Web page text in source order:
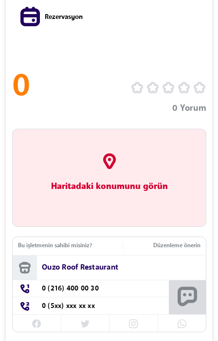
Rezervasyon
0
0 Yorum
Haritadaki konumunu görün
Bu işletmenin sahibi misiniz? Düzenleme önerin
Ouzo Roof Restaurant
0 (216) 400 00 30
0 (5xx) xxx xx xx